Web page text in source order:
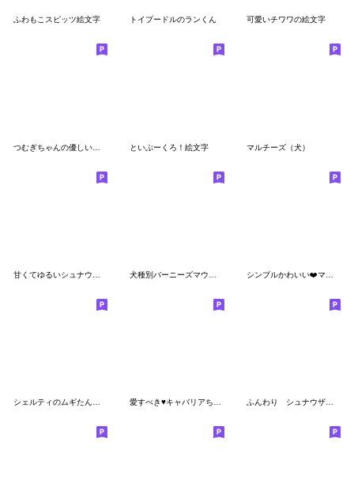
ふわもこスピッツ絵文字 トイプードルのランくん 可愛いチワワの絵文字
といぷーくろ！絵文字 マルチーズ（犬）
シェルティのムギたん。絵文字 愛すべき♥キャバリアちゃん ふんわり シュナウザー 絵文字3